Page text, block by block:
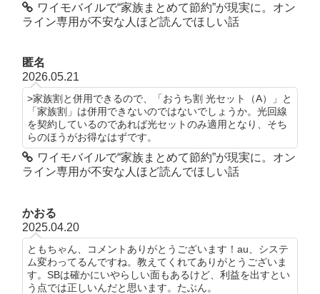
ワイモバイルで“家族まとめて節約”が現実に。オン
ライン専用が不安な人ほど読んでほしい話
匿名
2026.05.21
>家族割と併用できるので、「おうち割 光セット（A）」と
「家族割」は併用できないのではないでしょうか。光回線
を契約しているのであれば光セットのみ適用となり、そち
らのほうがお得なはずです。
ワイモバイルで“家族まとめて節約”が現実に。オン
ライン専用が不安な人ほど読んでほしい話
かおる
2025.04.20
ともちゃん、コメントありがとうございます！au、システ
ム変わってるんですね。教えてくれてありがとうございま
す。SBは確かにいやらしい面もあるけど、利益を出すとい
う点では正しいんだと思います。たぶん。